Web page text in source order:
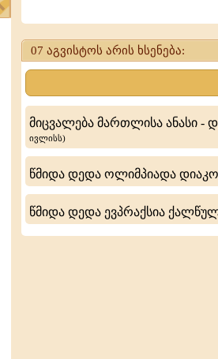
-
ეპისკოპოსი
07 აგვისტოს არის ხსენება:
მიცვალება მართლისა ანასი -
ივლისს)
წმიდა დედა ოლიმპიადა
წმიდა დედა ევპრაქსია